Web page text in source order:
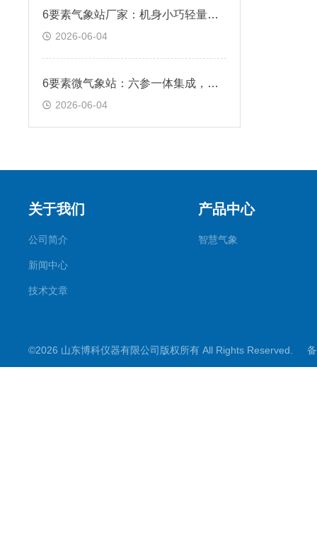
6要素气象站厂家：机身小巧轻量化，狭小点位灵活布设安装
2026-06-04
6要素微气象站：六参一体集成，六项气象参数同步采集
2026-06-04
关于我们
公司简介
新闻中心
技术文章
产品中心
智慧气象
©2026 山东博科仪器有限公司版权所有 All Rights Reserved.